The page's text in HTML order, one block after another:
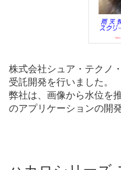
株式会社シュア・テクノ
受託開発を行いました。
弊社は、画像から水位を
のアプリケーションの開